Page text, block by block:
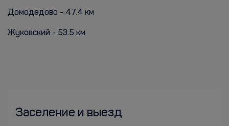
Домодедово - 47.4 км
Жуковский - 53.5 км
Заселение и выезд